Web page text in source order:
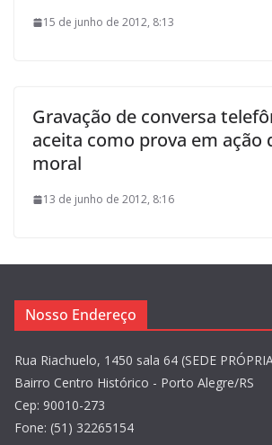
15 de junho de 2012, 8:13
Gravação de conversa
aceita como prova em ação
moral
13 de junho de 2012, 8:16
Nosso Endereço
Rua Riachuelo, 1450 sala 64 (SEDE
Bairro Centro Histórico - Porto Alegre/RS
Cep: 90010-273
Fone: (51) 32265154